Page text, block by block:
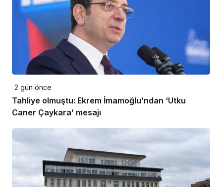
2 gün önce
Tahliye olmuştu: Ekrem İmamoğlu’ndan ‘Utku
Caner Çaykara’ mesajı